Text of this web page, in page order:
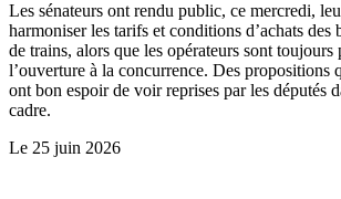
Les sénateurs ont rendu public, ce mercredi,
harmoniser les tarifs et conditions d’achats des
de trains, alors que les opérateurs sont
l’ouverture à la concurrence. Des propositions
ont bon espoir de voir reprises par les députés
cadre.
Le 25 juin 2026